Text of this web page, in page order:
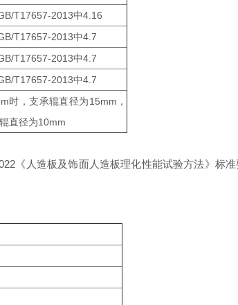
T17657-2013中4.16
T17657-2013中4.7
T17657-2013中4.7
T17657-2013中4.7
时，支承辊直径为15mm，
直径为10mm
《人造板及饰面人造板理化性能试验方法》标